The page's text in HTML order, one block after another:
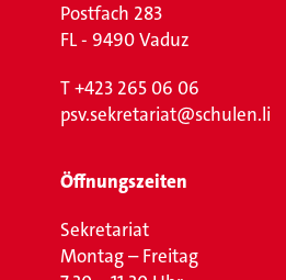
Postfach 283
FL - 9490 Vaduz
T+423 265 06 06
psv.sekretariat@schulen.li
Öffnungszeiten
Sekretariat
Montag – Freitag